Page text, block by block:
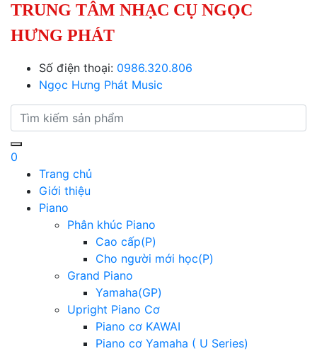
TRUNG TÂM NHẠC CỤ NGỌC
HƯNG PHÁT
Số điện thoại: 0986.320.806
Ngọc Hưng Phát Music
0
Trang chủ
Giới thiệu
Piano
Phân khúc Piano
Cao cấp(P)
Cho người mới học(P)
Grand Piano
Yamaha(GP)
Upright Piano Cơ
Piano cơ KAWAI
Piano cơ Yamaha ( U Series)